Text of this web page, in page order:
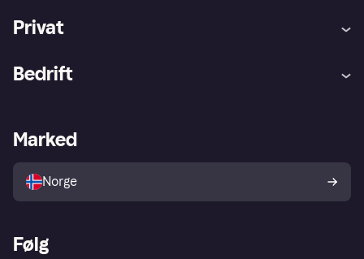
Privat
Utforsk butikker
Bedrift
Merchant portal
Marked
Norge
Følg